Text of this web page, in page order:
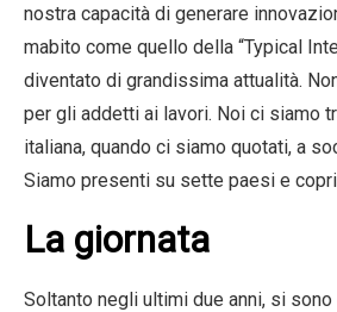
nostra capacità di generare
mabito come quello della “Typical
diventato di grandissima attualità.
per gli addetti ai lavori. Noi ci siamo
italiana, quando ci siamo quotati, a
Siamo presenti su sette paesi e
La giornata
Soltanto negli ultimi due anni, si